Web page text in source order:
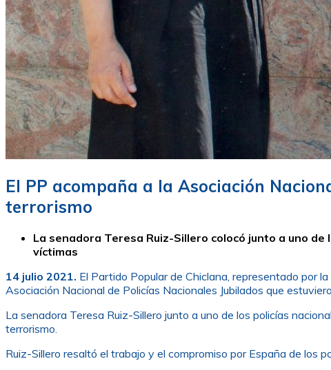
El PP acompaña a la Asociación
terrorismo
La senadora Teresa Ruiz-Sillero colocó junto a uno
víctimas
14 julio 2021. El Partido Popular de Chiclana, representado por
Asociación Nacional de Policías Nacionales Jubilados que
La senadora Teresa Ruiz-Sillero junto a uno de los policías
terrorismo.
Ruiz-Sillero resaltó el trabajo y el compromiso por España de los